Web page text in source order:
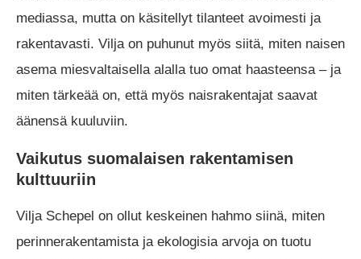
mediassa, mutta on käsitellyt tilanteet avoimesti ja
rakentavasti. Vilja on puhunut myös siitä, miten naisen
asema miesvaltaisella alalla tuo omat haasteensa – ja
miten tärkeää on, että myös naisrakentajat saavat
äänensä kuuluviin.
Vaikutus suomalaisen rakentamisen
kulttuuriin
Vilja Schepel on ollut keskeinen hahmo siinä, miten
perinnerakentamista ja ekologisia arvoja on tuotu